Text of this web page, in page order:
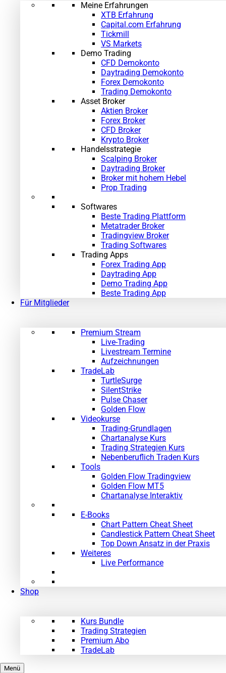
Meine Erfahrungen
XTB Erfahrung
Capital.com Erfahrung
Tickmill
VS Markets
Demo Trading
CFD Demokonto
Daytrading Demokonto
Forex Demokonto
Trading Demokonto
Asset Broker
Aktien Broker
Forex Broker
CFD Broker
Krypto Broker
Handelsstrategie
Scalping Broker
Daytrading Broker
Broker mit hohem Hebel
Prop Trading
Softwares
Beste Trading Plattform
Metatrader Broker
Tradingview Broker
Trading Softwares
Trading Apps
Forex Trading App
Daytrading App
Demo Trading App
Beste Trading App
Für Mitglieder
Premium Stream
Live-Trading
Livestream Termine
Aufzeichnungen
TradeLab
TurtleSurge
SilentStrike
Pulse Chaser
Golden Flow
Videokurse
Trading-Grundlagen
Chartanalyse Kurs
Trading Strategien Kurs
Nebenberuflich Traden Kurs
Tools
Golden Flow Tradingview
Golden Flow MT5
Chartanalyse Interaktiv
E-Books
Chart Pattern Cheat Sheet
Candlestick Pattern Cheat Sheet
Top Down Ansatz in der Praxis
Weiteres
Live Performance
Shop
Kurs Bundle
Trading Strategien
Premium Abo
TradeLab
Menü